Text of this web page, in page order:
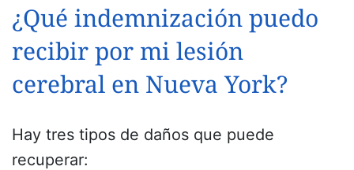
¿Qué indemnización puedo
recibir por mi lesión
cerebral en Nueva York?
Hay tres tipos de daños que puede
recuperar: